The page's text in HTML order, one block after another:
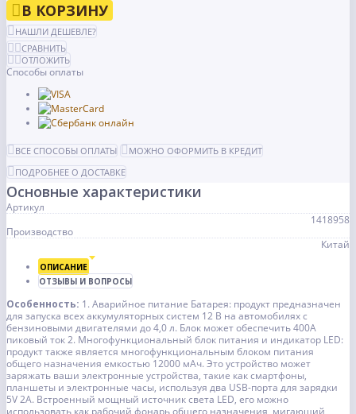
В КОРЗИНУ
НАШЛИ ДЕШЕВЛЕ?
СРАВНИТЬ
ОТЛОЖИТЬ
Способы оплаты
ВСЕ СПОСОБЫ ОПЛАТЫ
МОЖНО ОФОРМИТЬ В КРЕДИТ
ПОДРОБНЕЕ О ДОСТАВКЕ
Основные характеристики
Артикул
1418958
Производство
Китай
ОПИСАНИЕ
ОТЗЫВЫ И ВОПРОСЫ
Особенность: 1. Аварийное питание Батарея: продукт предназначен
для запуска всех аккумуляторных систем 12 В на автомобилях с
бензиновыми двигателями до 4,0 л. Блок может обеспечить 400А
пиковый ток2. Многофункциональный блок питания и индикатор LED:
продукт также является многофункциональным блоком питания
общего назначения емкостью 12000 мАч. Это устройство может
заряжать ваши электронные устройства, такие как смартфоны,
планшеты и электронные часы, используя два USB-порта для зарядки
5V 2A. Встроенный мощный источник света LED, его можно